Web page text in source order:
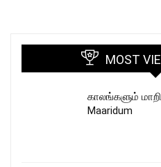
MOST
காலங்களும்
Maaridum